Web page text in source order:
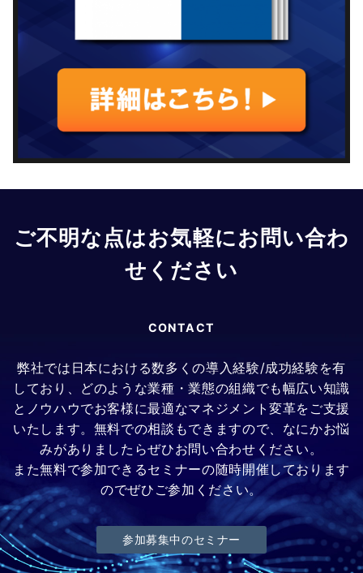
ご不明な点はお気軽にお問い合わ
せください
CONTACT
弊社では日本における数多くの導入経験/成功経験を有
しており、どのような業種・業態の組織でも幅広い知識
とノウハウでお客様に最適なマネジメント変革をご支援
いたします。無料での相談もできますので、なにかお悩
みがありましたらぜひお問い合わせください。
また無料で参加できるセミナーの随時開催しております
のでぜひご参加ください。
参加募集中のセミナー